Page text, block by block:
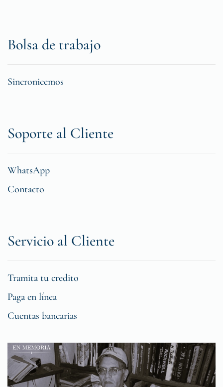
Bolsa de trabajo
Sincronicemos
Soporte al Cliente
WhatsApp
Contacto
Servicio al Cliente
Tramita tu credito
Paga en línea
Cuentas bancarias